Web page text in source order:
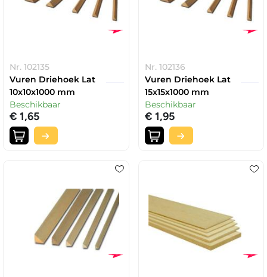
Nr. 102135
Vuren Driehoek Lat
10x10x1000 mm
Beschikbaar
€ 1,65
Nr. 102136
Vuren Driehoek Lat
15x15x1000 mm
Beschikbaar
€ 1,95